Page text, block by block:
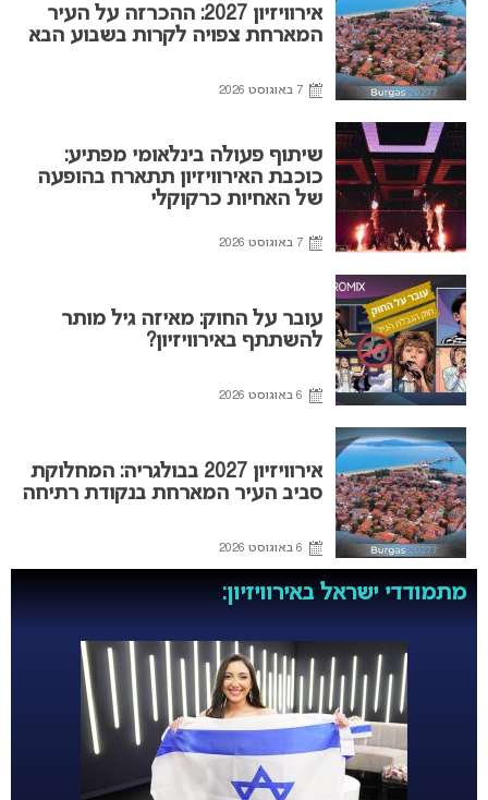
אירוויזיון 2027: ההכרזה על העיר
המארחת צפויה לקרות בשבוע הבא
7 באוגוסט 2026
שיתוף פעולה בינלאומי מפתיע:
כוכבת האירוויזיון תתארח בהופעה
של האחיות כרקוקלי
7 באוגוסט 2026
עובר על החוק: מאיזה גיל מותר
להשתתף באירוויזיון?
6 באוגוסט 2026
אירוויזיון 2027 בבולגריה: המחלוקת
סביב העיר המארחת בנקודת רתיחה
6 באוגוסט 2026
מתמודדי ישראל באירוויזיון: